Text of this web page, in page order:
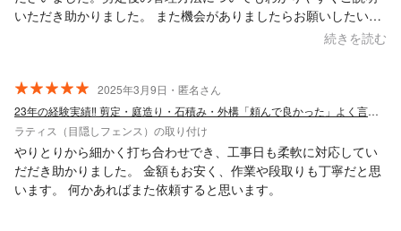
いただき助かりました。 また機会がありましたらお願いしたいと
続きを読む
2025年3月9日・匿名さん
23年の経験実績‼︎ 剪定・庭造り・石積み・外構「頼んで良かった」よく言われます
ラティス（目隠しフェンス）の取り付け
やりとりから細かく打ち合わせでき、工事日も柔軟に対応してい
だだき助かりました。 金額もお安く、作業や段取りも丁寧だと思
います。 何かあればまた依頼すると思います。